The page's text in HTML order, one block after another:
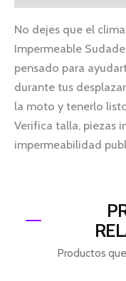
No dejes que el
Impermeable
pensado para
durante tus
la moto y tenerlo
Verifica talla, piezas
impermeabilidad
Productos